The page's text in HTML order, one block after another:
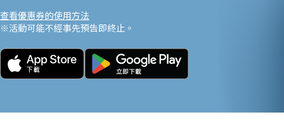
查看優惠券的使用方法
※活動可能不經事先預告即終止。